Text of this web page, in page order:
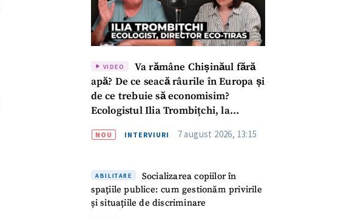
VIDEO
Va rămâne Chișinăul fără
apă? De ce seacă râurile în Europa și
de ce trebuie să economisim?
Ecologistul Ilia Trombițchi, la
NOU INTERVIURI 7 august 2026, 13:15
ABILITARE
Socializarea copiilor în
spațiile publice: cum gestionăm privirile
și situațiile de discriminare